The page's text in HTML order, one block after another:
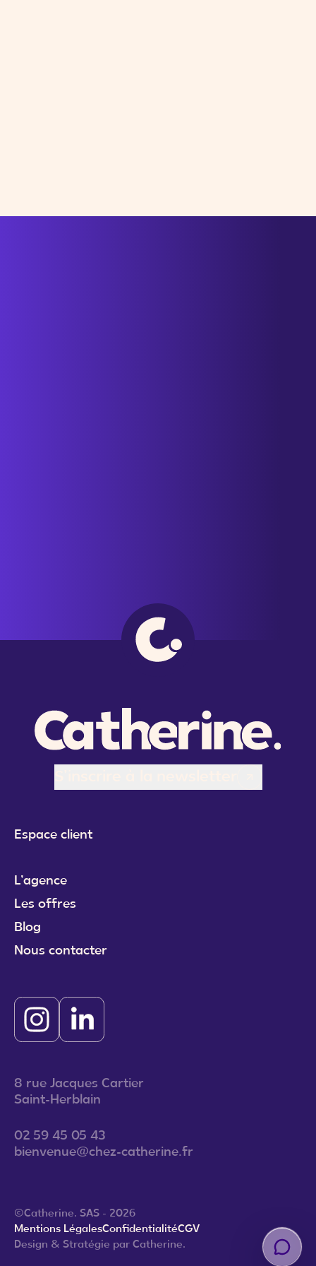
Espace client
L’agence
Les offres
Blog
Nous contacter
8 rue Jacques Cartier
Saint-Herblain
02 59 45 05 43
bienvenue@chez-catherine.fr
©Catherine. SAS - 2026
Mentions LégalesConfidentialitéCGV
Design & Stratégie par Catherine.